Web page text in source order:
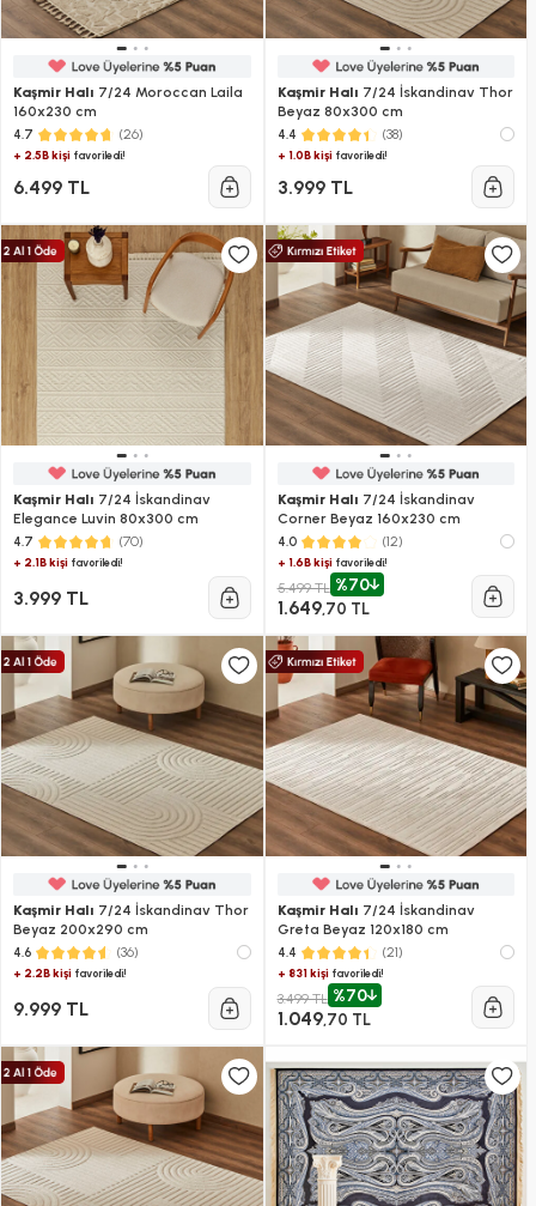
Kaşmir Halı 7/24 Moroccan Laila
160x230 cm
4.7 (26)
+ 2.5B kişi favoriledi!
6.499 TL
Kaşmir Halı 7/24 İskandinav Thor
Beyaz 80x300 cm
4.4 (38)
+ 1.0B kişifavoriledi!
3.999 TL
Kaşmir Halı 7/24 İskandinav
Elegance Luvin 80x300 cm
4.7 (70)
+ 2.1B kişi favoriledi!
3.999 TL
Kaşmir Halı 7/24 İskandinav
Corner Beyaz 160x230 cm
4.0 (12)
+ 1.6B kişifavoriledi!
5.499 TL %70
1.649,70 TL
Kaşmir Halı 7/24 İskandinav Thor
Beyaz 200x290 cm
4.6 (36)
+ 2.2B kişi favoriledi!
9.999 TL
Kaşmir Halı 7/24 İskandinav
Greta Beyaz 120x180 cm
4.4 (21)
+ 831 kişifavoriledi!
3.499 TL %70
1.049,70 TL